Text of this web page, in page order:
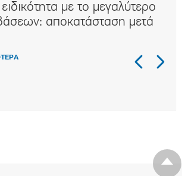
με τo μεγαλύτερο
αποκατάσταση μετά